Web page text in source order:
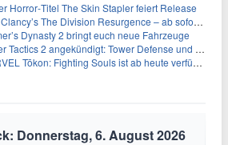
Horror‑Titel The Skin Stapler feiert Release
The Division Resurgence – ab sofort für euch verfügbar
Dynasty 2 bringt euch neue Fahrzeuge
2 angekündigt: Tower Defense und Deckbuilding Kombo kehrt zurück
Tōkon: Fighting Souls ist ab heute verfügbar
Donnerstag, 6. August 2026